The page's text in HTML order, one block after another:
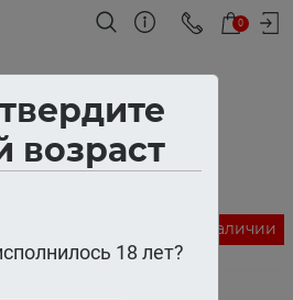
возраст
18 лет?
0
с USB
Нет в наличии